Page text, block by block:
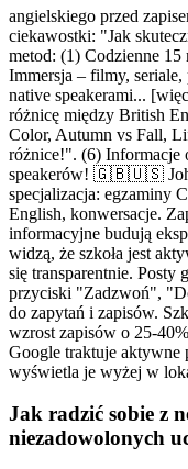
angielskiego przed
ciekawostki: "Jak
metod: (1) Codzienne
Immersja – filmy,
native speakerami...
różnicę między British
Color, Autumn vs Fall,
różnice!". (6) Informacje
speakerów! 🇬🇧🇺🇸
specjalizacja: egzaminy
English, konwersacje.
informacyjne budują
widzą, że szkoła jest
się transparentnie. Posty
przyciski "Zadzwoń",
do zapytań i zapisów.
wzrost zapisów o 25-
Google traktuje aktywne
wyświetla je wyżej w
Jak radzić sobie z
niezadowolonych